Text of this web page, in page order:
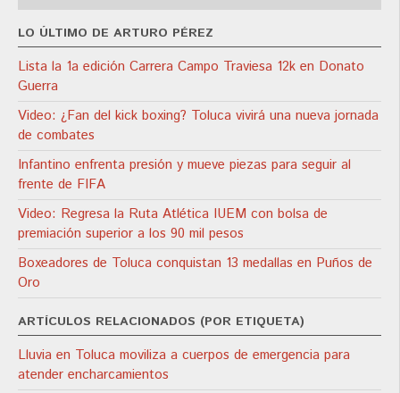
LO ÚLTIMO DE ARTURO PÉREZ
Lista la 1a edición Carrera Campo Traviesa 12k en Donato
Guerra
Video: ¿Fan del kick boxing? Toluca vivirá una nueva jornada
de combates
Infantino enfrenta presión y mueve piezas para seguir al
frente de FIFA
Video: Regresa la Ruta Atlética IUEM con bolsa de
premiación superior a los 90 mil pesos
Boxeadores de Toluca conquistan 13 medallas en Puños de
Oro
ARTÍCULOS RELACIONADOS (POR ETIQUETA)
Lluvia en Toluca moviliza a cuerpos de emergencia para
atender encharcamientos